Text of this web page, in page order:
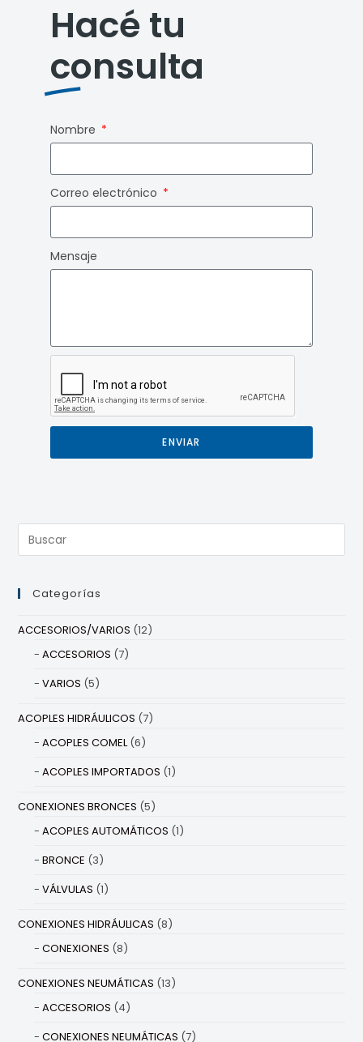
Hacé tu
consulta
Nombre
Correo electrónico
Mensaje
ENVIAR
Categorías
ACCESORIOS/VARIOS (12)
ACCESORIOS (7)
VARIOS (5)
ACOPLES HIDRÁULICOS (7)
ACOPLES COMEL(6)
ACOPLES IMPORTADOS (1)
CONEXIONES BRONCES (5)
ACOPLES AUTOMÁTICOS (1)
BRONCE (3)
VÁLVULAS (1)
CONEXIONES HIDRÁULICAS (8)
CONEXIONES (8)
CONEXIONES NEUMÁTICAS (13)
ACCESORIOS (4)
CONEXIONES NEUMÁTICAS (7)